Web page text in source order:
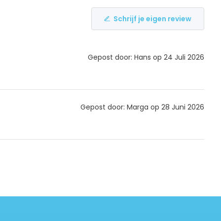
Schrijf je eigen review
Gepost door: Hans op 24 Juli 2026
Gepost door: Marga op 28 Juni 2026